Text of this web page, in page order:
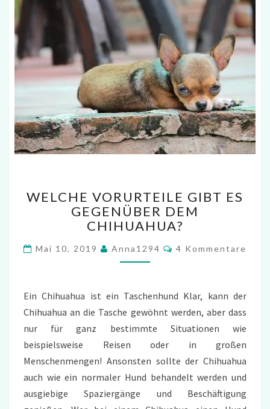
VORURTEILE
GIBT
ES
DEM
CHIHUAHUA?
WELCHE VORURTEILE GIBT ES
GEGENÜBER DEM
CHIHUAHUA?
Mai 10, 2019 Anna1294 Kommentare
4 Kommentare
Ein Chihuahua ist ein Taschenhund Klar, kann der
Chihuahua an die Tasche gewöhnt werden, aber dass
nur für ganz bestimmte Situationen wie
beispielsweise Reisen oder in großen
Menschenmengen! Ansonsten sollte der Chihuahua
auch wie ein normaler Hund behandelt werden und
ausgiebige Spaziergänge und Beschäftigung